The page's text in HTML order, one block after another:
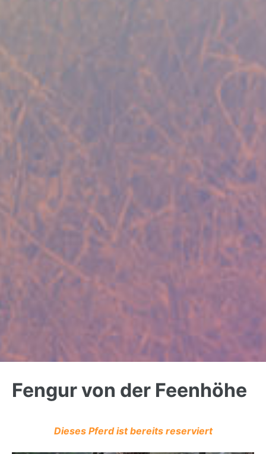
to
top
Fengur von der Feenhöhe
Dieses Pferd ist bereits reserviert